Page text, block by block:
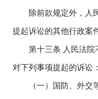
除前款规定外，人
提起诉讼的其他行政案
第十三条 人民法院
对下列事项提起的诉讼：
（一）国防、外交